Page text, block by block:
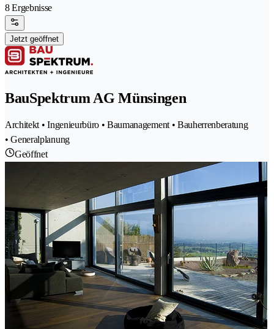
8 Ergebnisse
Jetzt geöffnet
BauSpektrum AG Münsingen
Architekt • Ingenieurbüro • Baumanagement • Bauherrenberatung
• Generalplanung
Geöffnet